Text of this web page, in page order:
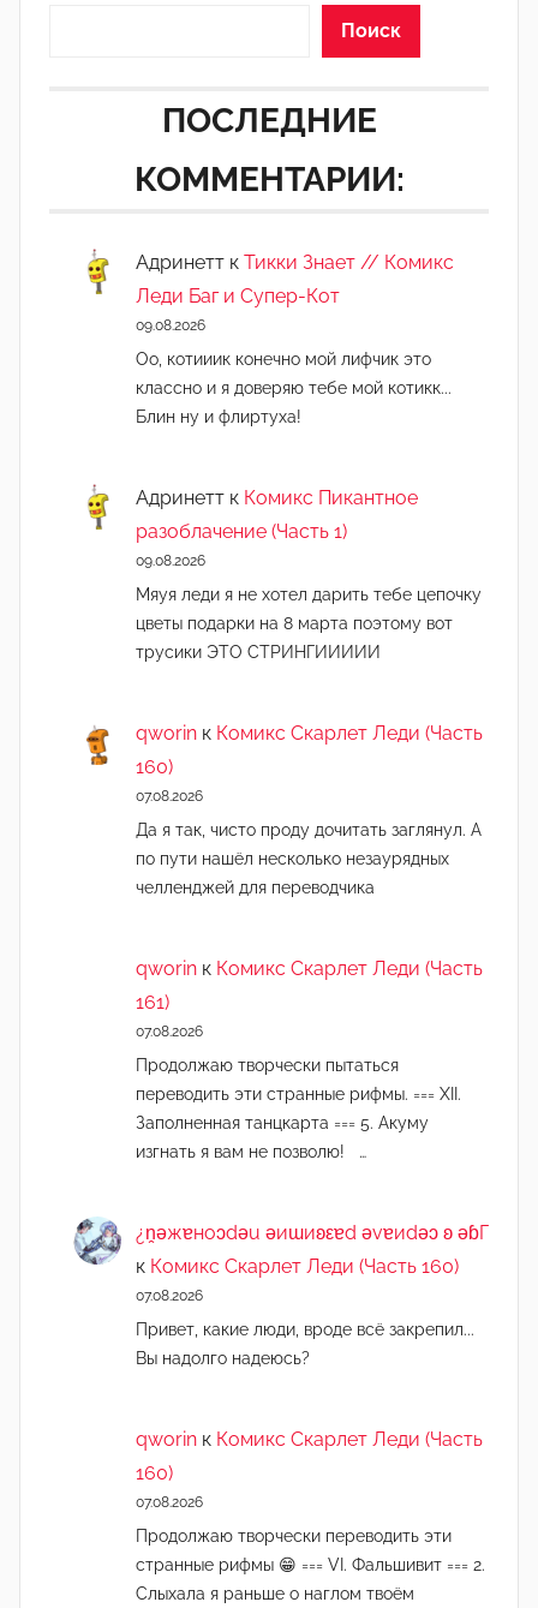
Поиск
ПОСЛЕДНИЕ
КОММЕНТАРИИ:
Адринетт к Тикки Знает // Комикс
Леди Баг и Супер-Кот
09.08.2026
Оо, котииик конечно мой лифчик это
классно и я доверяю тебе мой котикк...
Блин ну и флиртуха!
Адринетт к Комикс Пикантное
разоблачение (Часть 1)
09.08.2026
Мяуя леди я не хотел дарить тебе цепочку
цветы подарки на 8 марта поэтому вот
трусики ЭТО СТРИНГИИИИИ
qworin к Комикс Скарлет Леди (Часть
160)
07.08.2026
Да я так, чисто проду дочитать заглянул. А
по пути нашёл несколько незаурядных
челленджей для переводчика
qworin к Комикс Скарлет Леди (Часть
161)
07.08.2026
Продолжаю творчески пытаться
переводить эти странные рифмы. === XII.
Заполненная танцкарта === 5. Акуму
изгнать я вам не позволю! …
¿n̯ǝжɐноɔdǝu ǝиɯиʚεɐd ǝvɐиdǝɔ ʚ ǝɓГ
к Комикс Скарлет Леди (Часть 160)
07.08.2026
Привет, какие люди, вроде всё закрепил...
Вы надолго надеюсь?
qworin к Комикс Скарлет Леди (Часть
160)
07.08.2026
Продолжаю творчески переводить эти
странные рифмы 😁 === VI. Фальшивит === 2.
Слыхала я раньше о наглом твоём